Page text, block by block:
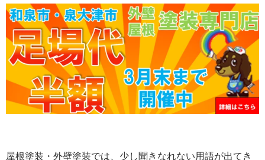
屋根塗装・外壁塗装では、少し聞きなれない用語が出てき